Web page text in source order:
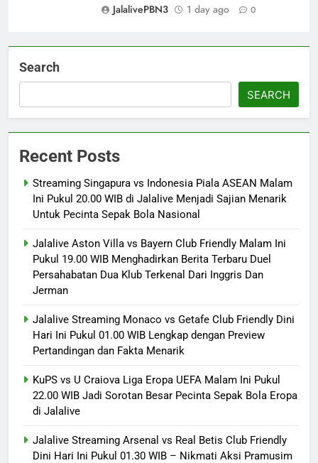
JalalivePBN3
1 day ago 0
Search
SEARCH
Recent Posts
Streaming Singapura vs Indonesia Piala ASEAN Malam
Ini Pukul 20.00 WIB di Jalalive Menjadi Sajian Menarik
Untuk Pecinta Sepak Bola Nasional
Jalalive Aston Villa vs Bayern Club Friendly Malam Ini
Pukul 19.00 WIB Menghadirkan Berita Terbaru Duel
Persahabatan Dua Klub Terkenal Dari Inggris Dan
Jerman
Jalalive Streaming Monaco vs Getafe Club Friendly Dini
Hari Ini Pukul 01.00 WIB Lengkap dengan Preview
Pertandingan dan Fakta Menarik
KuPS vs U Craiova Liga Eropa UEFA Malam Ini Pukul
22.00 WIB Jadi Sorotan Besar Pecinta Sepak Bola Eropa
di Jalalive
Jalalive Streaming Arsenal vs Real Betis Club Friendly
Dini Hari Ini Pukul 01.30 WIB – Nikmati Aksi Pramusim